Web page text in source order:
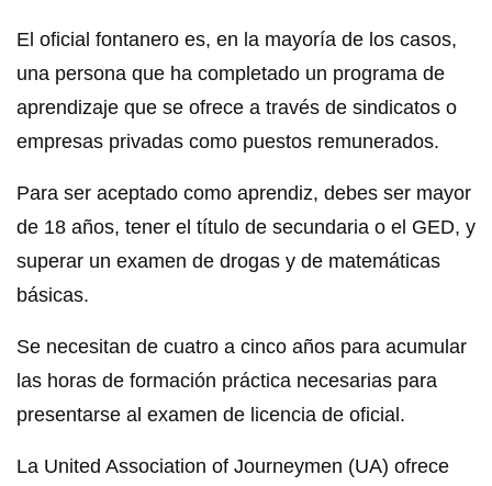
El oficial fontanero es, en la mayoría de los casos,
una persona que ha completado un programa de
aprendizaje que se ofrece a través de sindicatos o
empresas privadas como puestos remunerados.
Para ser aceptado como aprendiz, debes ser mayor
de 18 años, tener el título de secundaria o el GED, y
superar un examen de drogas y de matemáticas
básicas.
Se necesitan de cuatro a cinco años para acumular
las horas de formación práctica necesarias para
presentarse al examen de licencia de oficial.
La United Association of Journeymen (UA) ofrece